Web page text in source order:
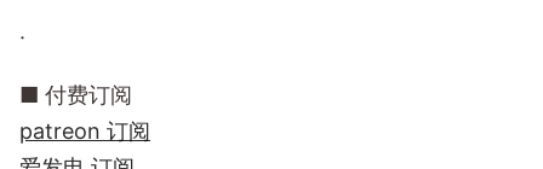
·
■ 付费订阅
patreon 订阅